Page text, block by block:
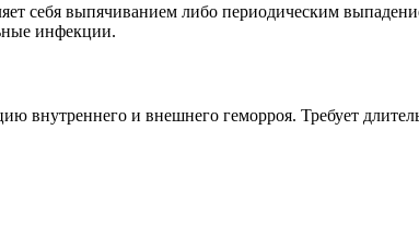
себя выпячиванием либо периодическим
инфекции.
внутреннего и внешнего геморроя. Требует